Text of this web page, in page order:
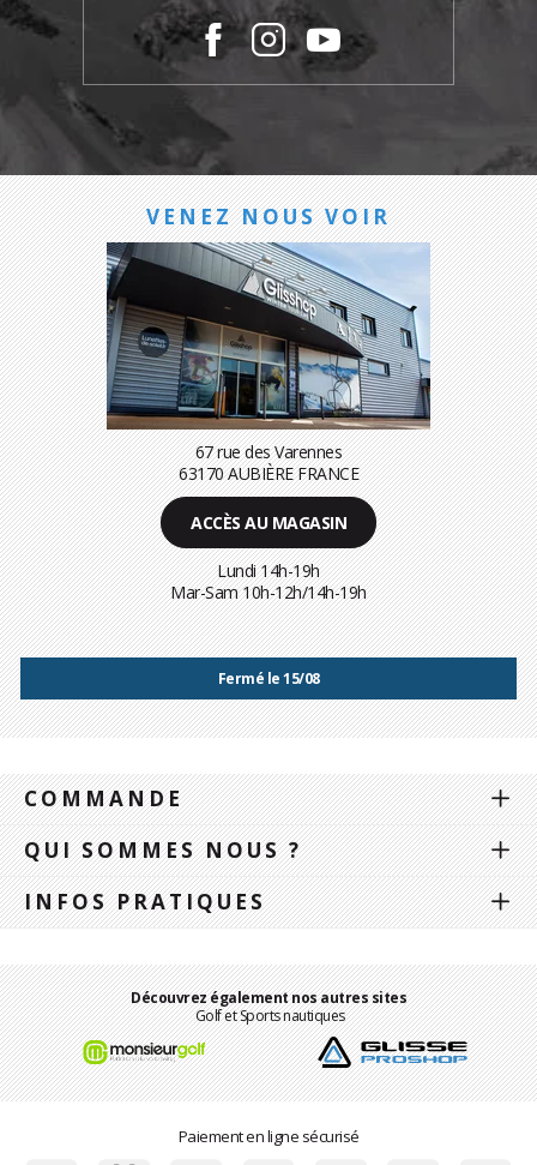
VENEZ NOUS VOIR
67 rue des Varennes
63170 AUBIÈRE FRANCE
ACCÈS AU MAGASIN
Lundi 14h-19h
Mar-Sam 10h-12h/14h-19h
Fermé le 15/08
COMMANDE
QUI SOMMES NOUS ?
INFOS PRATIQUES
Découvrez également nos autres sites
Golf et Sports nautiques
Paiement en ligne sécurisé